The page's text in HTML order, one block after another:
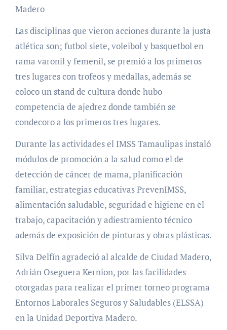
Madero
Las disciplinas que vieron acciones durante la justa
atlética son; futbol siete, voleibol y basquetbol en
rama varonil y femenil, se premió a los primeros
tres lugares con trofeos y medallas, además se
coloco un stand de cultura donde hubo
competencia de ajedrez donde también se
condecoro a los primeros tres lugares.
Durante las actividades el IMSS Tamaulipas instaló
módulos de promoción a la salud como el de
detección de cáncer de mama, planificación
familiar, estrategias educativas PrevenIMSS,
alimentación saludable, seguridad e higiene en el
trabajo, capacitación y adiestramiento técnico
además de exposición de pinturas y obras plásticas.
Silva Delfín agradeció al alcalde de Ciudad Madero,
Adrián Oseguera Kernion, por las facilidades
otorgadas para realizar el primer torneo programa
Entornos Laborales Seguros y Saludables (ELSSA)
en la Unidad Deportiva Madero.